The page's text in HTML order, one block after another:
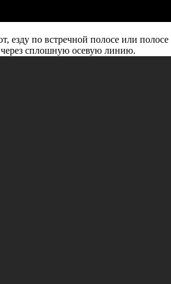
по встречной полосе или
сплошную осевую линию.